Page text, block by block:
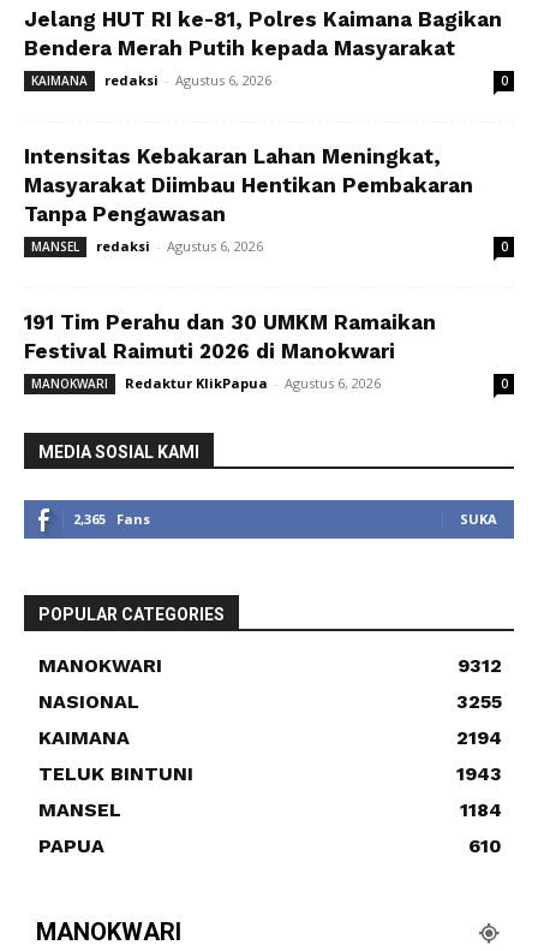
Jelang HUT RI ke-81, Polres Kaimana Bagikan
Bendera Merah Putih kepada Masyarakat
KAIMANA redaksi - Agustus 6, 2026 0
Intensitas Kebakaran Lahan Meningkat,
Masyarakat Diimbau Hentikan Pembakaran
Tanpa Pengawasan
MANSEL redaksi - Agustus 6, 2026 0
191 Tim Perahu dan 30 UMKM Ramaikan
Festival Raimuti 2026 di Manokwari
MANOKWARI Redaktur KlikPapua - Agustus 6, 2026 0
MEDIA SOSIAL KAMI
2,365 Fans SUKA
POPULAR CATEGORIES
MANOKWARI
9312
NASIONAL
3255
KAIMANA
2194
TELUK BINTUNI
1943
MANSEL
1184
PAPUA
610
MANOKWARI